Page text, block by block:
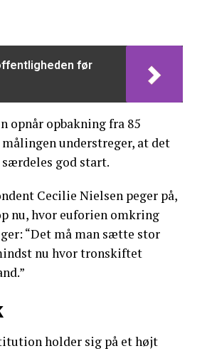
før
opnår opbakning fra 85
understreger, at det
god start.
Cecilie Nielsen peger på,
nu, hvor euforien omkring
“Det må man sætte stor
nu hvor tronskiftet
holder sig på et højt